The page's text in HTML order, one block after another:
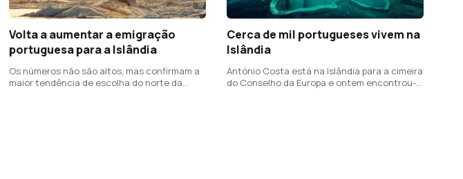
Volta a aumentar a emigração
portuguesa para a Islândia
Os números não são altos, mas confirmam a
maior tendência de escolha do norte da
Cerca de mil portugueses vivem na
Islândia
António Costa está na Islândia para a cimeira
do Conselho da Europa e ontem encontrou-